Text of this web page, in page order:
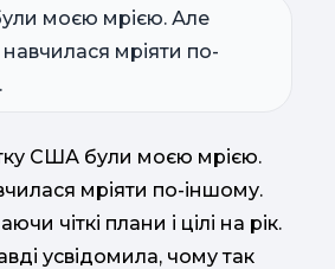
моєю мрією. Але
мріяти по-
США були моєю мрією.
мріяти по-іншому.
чіткі плани і цілі на рік.
усвідомила, чому так